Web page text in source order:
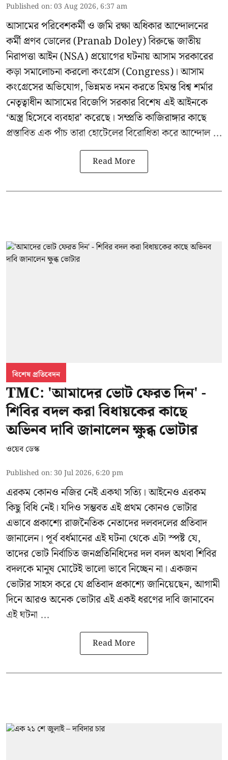
Published on:03 Aug 2026, 6:37 am
আসামের পরিবেশকর্মী ও জমি রক্ষা অধিকার আন্দোলনের
কর্মী প্রণব ডোলের (Pranab Doley) বিরুদ্ধে জাতীয়
নিরাপত্তা আইন (NSA) প্রয়োগের ঘটনায় আসাম সরকারের
কড়া সমালোচনা করলো কংগ্রেস (Congress)। আসাম
কংগ্রেসের অভিযোগ, ভিন্নমত দমন করতে হিমন্ত বিশ্ব শর্মার
নেতৃত্বাধীন আসামের বিজেপি সরকার বিশেষ এই আইনকে
‘অস্ত্র হিসেবে ব্যবহার’ করেছে। সম্প্রতি কাজিরাঙ্গার কাছে
প্রস্তাবিত এক পাঁচ তারা হোটেলের বিরোধিতা করে আন্দোল ...
Read More
বিশেষ প্রতিবেদন
TMC: 'আমাদের ভোট ফেরত দিন' -
শিবির বদল করা বিধায়কের কাছে
অভিনব দাবি জানালেন ক্ষুব্ধ ভোটার
ওয়েব ডেস্ক
Published on: 30 Jul 2026, 6:20 pm
এরকম কোনও নজির নেই একথা সত্যি। আইনেও এরকম
কিছু বিধি নেই। যদিও সম্ভবত এই প্রথম কোনও ভোটার
এভাবে প্রকাশ্যে রাজনৈতিক নেতাদের দলবদলের প্রতিবাদ
জানালেন। পূর্ব বর্ধমানের এই ঘটনা থেকে এটা স্পষ্ট যে,
তাদের ভোট নির্বাচিত জনপ্রতিনিধিদের দল বদল অথবা শিবির
বদলকে মানুষ মোটেই ভালো ভাবে নিচ্ছেন না। একজন
ভোটার সাহস করে যে প্রতিবাদ প্রকাশ্যে জানিয়েছেন, আগামী
দিনে আরও অনেক ভোটার এই একই ধরণের দাবি জানাবেন
এই ঘটনা ...
Read More